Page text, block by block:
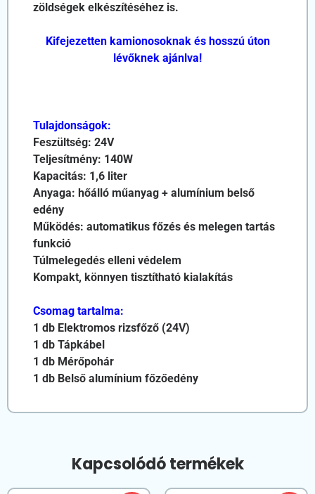
zöldségek elkészítéséhez is.
Kifejezetten kamionosoknak és hosszú úton
lévőknek ajánlva!
Tulajdonságok:
Feszültség: 24V
Teljesítmény: 140W
Kapacitás: 1,6 liter
Anyaga: hőálló műanyag + alumínium belső
edény
Működés: automatikus főzés és melegen tartás
funkció
Túlmelegedés elleni védelem
Kompakt, könnyen tisztítható kialakítás
Csomag tartalma:
1 db Elektromos rizsfőző (24V)
1 db Tápkábel
1 db Mérőpohár
1 db Belső alumínium főzőedény
Kapcsolódó termékek